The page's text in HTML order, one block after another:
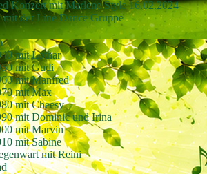
Konzert mit Marlene Style 16.02.2024
der Line Dance Gruppe
mit Lothar
mit Gudi
mit Manfred
mit Max
mit Cheesy
mit Dominic und Irina
mit Marvin
mit Sabine
mit Reini